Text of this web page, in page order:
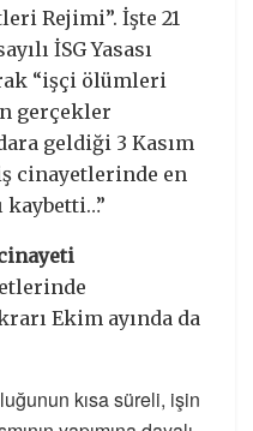
Rejimi”. İşte 21
İSG Yasası
“işçi ölümleri
gerçekler
geldiği 3 Kasım
cinayetlerinde en
kaybetti…”
Ekim ayında da
kısa süreli, işin